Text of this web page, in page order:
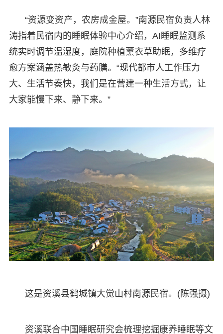
“资源变资产，农房成金屋。”南源民宿负责人林
涛指着民宿内的睡眠体验中心介绍，AI睡眠监测系
统实时调节温湿度，庭院种植薰衣草助眠，多维疗
愈方案涵盖热敏灸与药膳。“现代都市人工作压力
大、生活节奏快，我们是在营建一种生活方式，让
大家能慢下来、静下来。”
这是资溪县鹤城镇大觉山村南源民宿。(陈强摄)
资溪联合中国睡眠研究会梳理挖掘康养睡眠等文